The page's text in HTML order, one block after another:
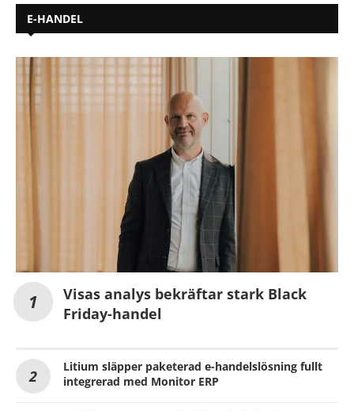
E-HANDEL
Visas analys bekräftar stark Black
Friday-handel
Litium släpper paketerad e-handelslösning fullt
integrerad med Monitor ERP